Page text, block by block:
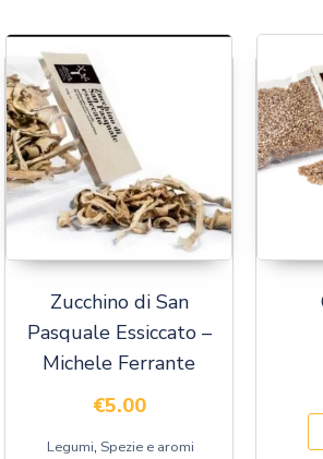
Zucchino di San
Pasquale Essiccato –
Michele Ferrante
€5.00
Legumi, Spezie e aromi